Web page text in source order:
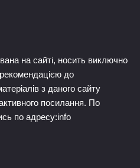
на сайті, носить виключно
до
з даного сайту
посилання. По
по адресу:info